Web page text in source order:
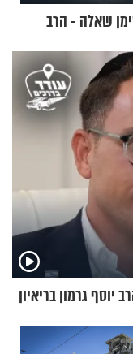
שאלה - הרב
גרמון בריאיון